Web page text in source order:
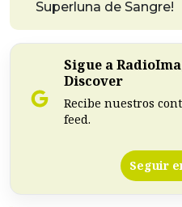
Superluna de Sangre!
Sigue a
Discover
Recibe nuestros
feed.
Seguir